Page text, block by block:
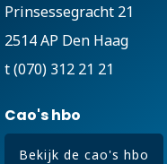
Prinsessegracht 21
2514 AP Den Haag
t (070) 312 21 21
Cao's hbo
Bekijk de cao's hbo